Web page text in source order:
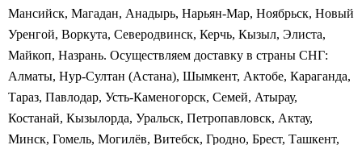
Мансийск, Магадан, Анадырь, Нарьян-Мар, Ноябрьск, Новый
Уренгой, Воркута, Северодвинск, Керчь, Кызыл, Элиста,
Майкоп, Назрань. Осуществляем доставку в страны СНГ:
Алматы, Нур-Султан (Астана), Шымкент, Актобе, Караганда,
Тараз, Павлодар, Усть-Каменогорск, Семей, Атырау,
Костанай, Кызылорда, Уральск, Петропавловск, Актау,
Минск, Гомель, Могилёв, Витебск, Гродно, Брест, Ташкент,